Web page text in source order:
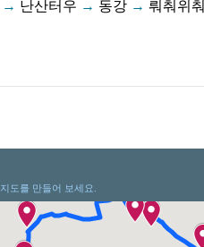
→ 난산터우 → 동강 → 뤄춰위춰